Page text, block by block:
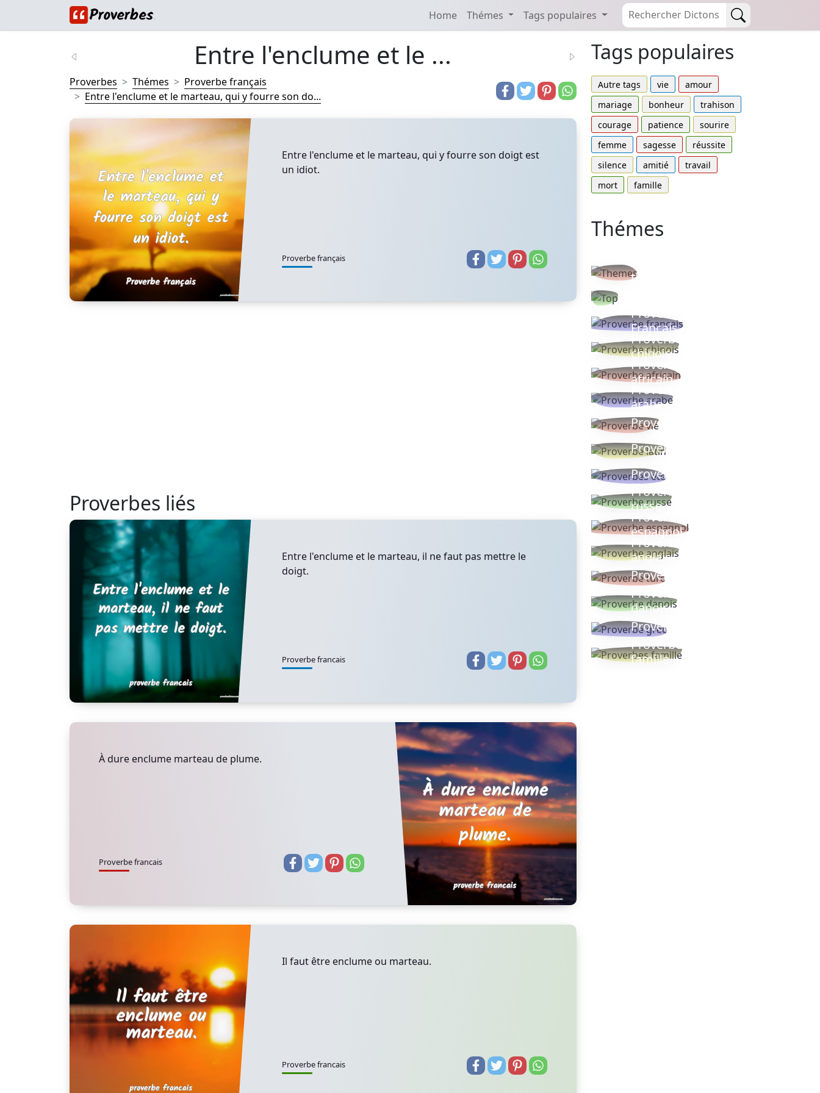
Home Thémes Tags populaires
Entre l'enclume et le ...
Proverbes Thémes
Proverbe français
Entre l'enclume et le marteau, qui y fourre son do...
Entre l'enclume et le marteau, qui y fourre son doigt est
un idiot.
Proverbe français
Proverbes liés
Entre l'enclume et le marteau, il ne faut pas mettre le
doigt.
Proverbe francais
À dure enclume marteau de plume.
Proverbe francais
Il faut être enclume ou marteau.
Proverbe francais
Tags populaires
Autre tags vie
amour
mariage
bonheur
trahison
courage
patience
sourire
femme
sagesse
réussite
silence
amitié
travail
mort
famille
Thémes
thèmes
Proverbe
Français
Proverbe
chinois
Proverbe
africain
Proverbe
arabe
Proverbe vie
Proverbe latin
Proverbes ete
Proverbe
russe
Proverbe
espagnol
Proverbe
anglais
Proverbe turc
Proverbe
danois
Proverbe grec
Proverbes
famille